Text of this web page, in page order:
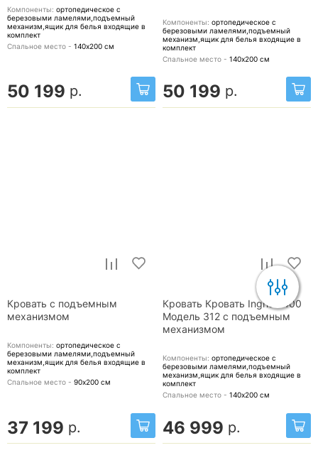
Компоненты: ортопедическое с
березовыми ламелями,подъемный
механизм,ящик для белья входящие в
комплект
Спальное место - 140х200 см
50 199 р.
Компоненты: ортопедическое с
березовыми ламелями,подъемный
механизм,ящик для белья входящие в
комплект
Спальное место - 140х200 см
50 199 р.
Кровать с подъемным
механизмом
Компоненты: ортопедическое с
березовыми ламелями,подъемный
механизм,ящик для белья входящие в
комплект
Спальное место - 90х200 см
37 199 р.
Кровать Кровать Ingrid 1400
Модель 312 с подъемным
механизмом
Компоненты: ортопедическое с
березовыми ламелями,подъемный
механизм,ящик для белья входящие в
комплект
Спальное место - 140х200 см
46 999 р.